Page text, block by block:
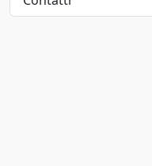
Hard rock
1953